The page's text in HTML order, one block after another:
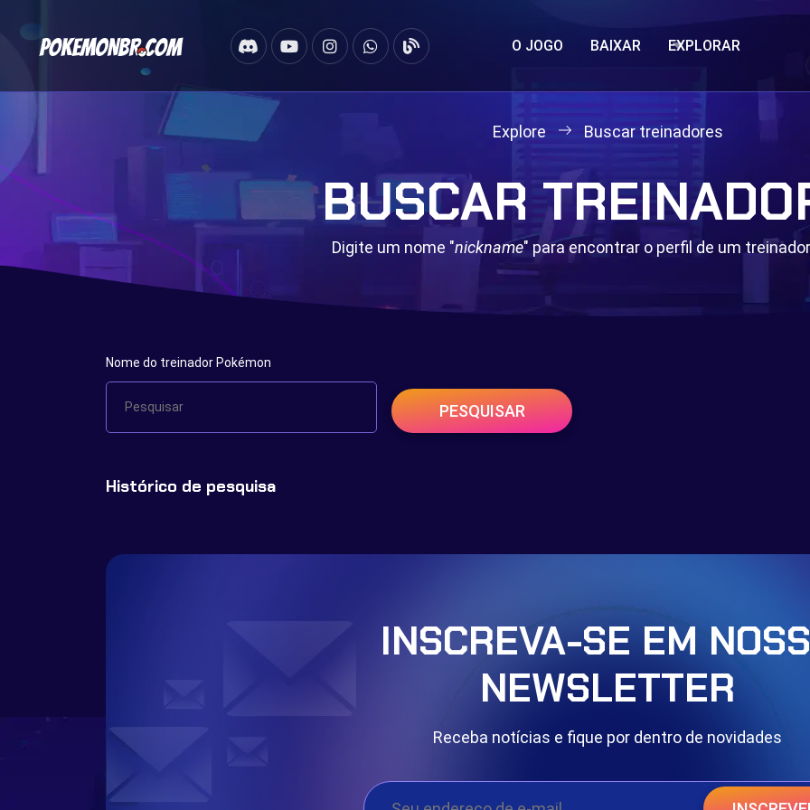
O JOGO BAIXAR EXPLORAR
Explore Buscar treinadores
BUSCAR
Digite um nome "nickname" para encontrar o perfil de um
Nome do treinador Pokémon
PESQUISAR
Histórico de pesquisa
INSCREVA-SE EM
NEWSLETTER
Receba notícias e fique por dentro de novidades